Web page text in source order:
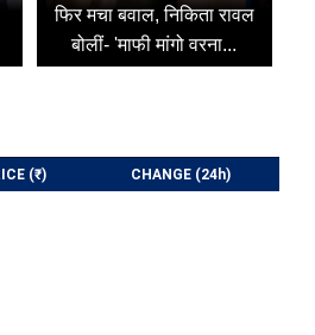
फिर मचा बवाल, निकिता रावल
बोलीं- 'माफी मांगो वरना...